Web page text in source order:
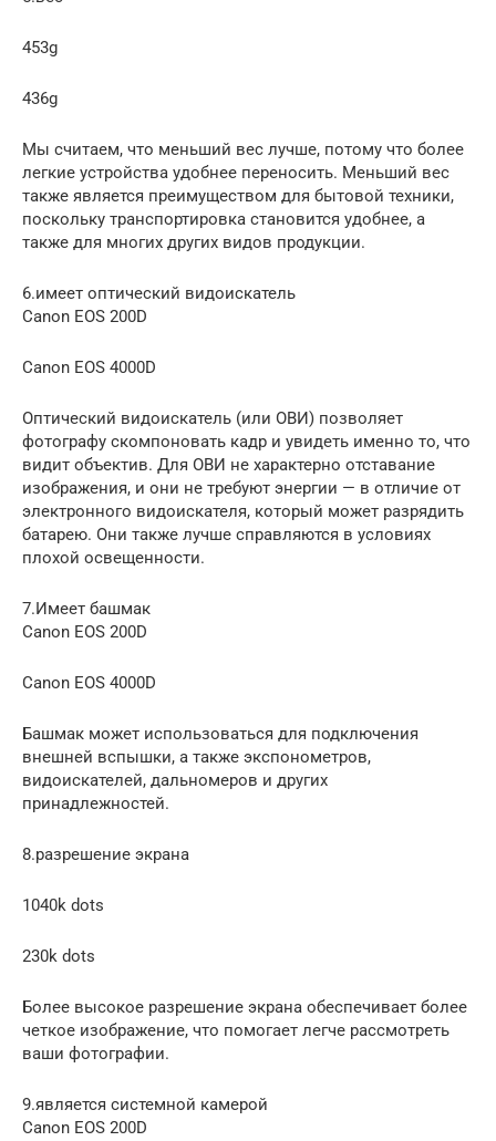
453g
436g
Мы считаем, что меньший вес лучше, потому что более
легкие устройства удобнее переносить. Меньший вес
также является преимуществом для бытовой техники,
поскольку транспортировка становится удобнее, а
также для многих других видов продукции.
6.имеет оптический видоискатель
Canon EOS 200D
Canon EOS 4000D
Оптический видоискатель (или ОВИ) позволяет
фотографу скомпоновать кадр и увидеть именно то, что
видит объектив. Для ОВИ не характерно отставание
изображения, и они не требуют энергии — в отличие от
электронного видоискателя, который может разрядить
батарею. Они также лучше справляются в условиях
плохой освещенности.
7.Имеет башмак
Canon EOS 200D
Canon EOS 4000D
Башмак может использоваться для подключения
внешней вспышки, а также экспонометров,
видоискателей, дальномеров и других
принадлежностей.
8.разрешение экрана
1040k dots
230k dots
Более высокое разрешение экрана обеспечивает более
четкое изображение, что помогает легче рассмотреть
ваши фотографии.
9.является системной камерой
Canon EOS 200D